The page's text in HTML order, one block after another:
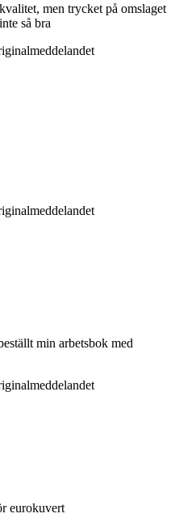
men trycket på omslaget
så bra
min arbetsbok med
eurokuvert